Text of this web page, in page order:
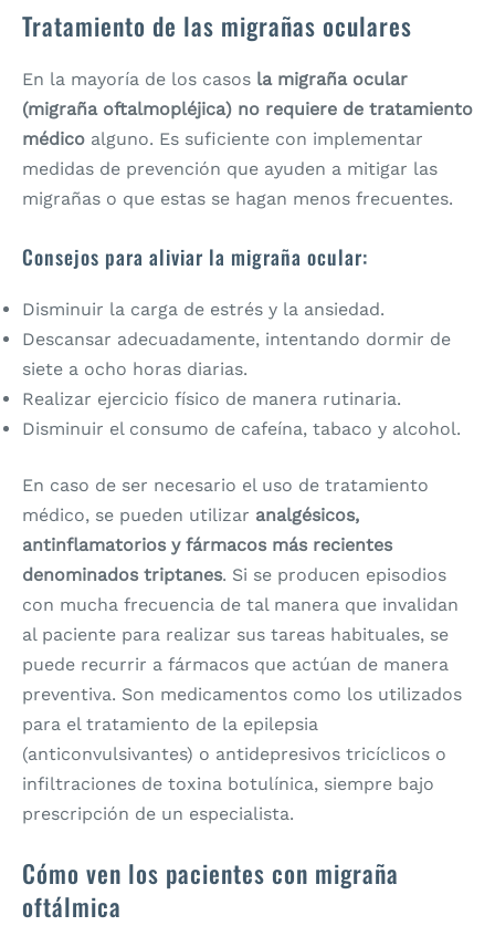
Tratamiento de las migrañas oculares
En la mayoría de los casos la migraña ocular
(migraña oftalmopléjica) no requiere de tratamiento
médico alguno. Es suficiente con implementar
medidas de prevención que ayuden a mitigar las
migrañas o que estas se hagan menos frecuentes.
Consejos para aliviar la migraña ocular:
Disminuir la carga de estrés y la ansiedad.
Descansar adecuadamente, intentando dormir de
siete a ocho horas diarias.
Realizar ejercicio físico de manera rutinaria.
Disminuir el consumo de cafeína, tabaco y alcohol.
En caso de ser necesario el uso de tratamiento
médico, se pueden utilizar analgésicos,
antinflamatorios y fármacos más recientes
denominados triptanes. Si se producen episodios
con mucha frecuencia de tal manera que invalidan
al paciente para realizar sus tareas habituales, se
puede recurrir a fármacos que actúan de manera
preventiva. Son medicamentos como los utilizados
para el tratamiento de la epilepsia
(anticonvulsivantes) o antidepresivos tricíclicos o
infiltraciones de toxina botulínica, siempre bajo
prescripción de un especialista.
Cómo ven los pacientes con migraña
oftálmica